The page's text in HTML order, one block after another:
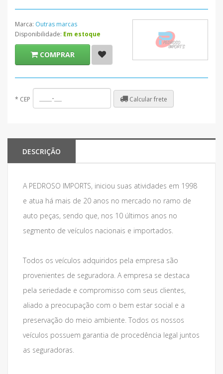
Marca: Outras marcas
Disponibilidade: Em estoque
COMPRAR
* CEP Calcular frete
DESCRIÇÃO
A PEDROSO IMPORTS, iniciou suas atividades em 1998
e atua há mais de 20 anos no mercado no ramo de
auto peças, sendo que, nos 10 últimos anos no
segmento de veículos nacionais e importados.
Todos os veículos adquiridos pela empresa são
provenientes de seguradora. A empresa se destaca
pela seriedade e compromisso com seus clientes,
aliado a preocupação com o bem estar social e a
preservação do meio ambiente. Todos os nossos
veículos possuem garantia de procedência legal juntos
as seguradoras.